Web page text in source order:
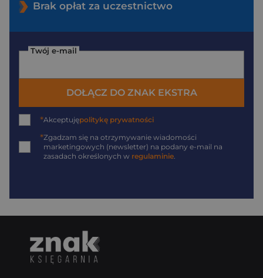
Brak opłat za uczestnictwo
Twój e-mail
DOŁĄCZ DO ZNAK EKSTRA
*Akceptujępolitykę prywatności
*Zgadzam się na otrzymywanie wiadomości
marketingowych (newsletter) na podany e-mail na
zasadach określonych w regulaminie.